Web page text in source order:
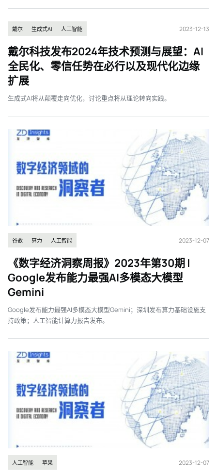
戴尔 生成式AI 人工智能 2023-12-13
戴尔科技发布2024年技术预测与展望：AI
全民化、零信任势在必行以及现代化边缘
扩展
生成式AI将从颠覆走向优化，讨论重点将从理论转向实践。
谷歌 算力 人工智能 2023-12-07
《数字经济洞察周报》2023年第30期 |
Google发布能力最强AI多模态大模型
Gemini
Google发布能力最强AI多模态大模型Gemini；深圳发布算力基础设施支
持政策；人工智能计算力报告发布。
人工智能 苹果 2023-12-07